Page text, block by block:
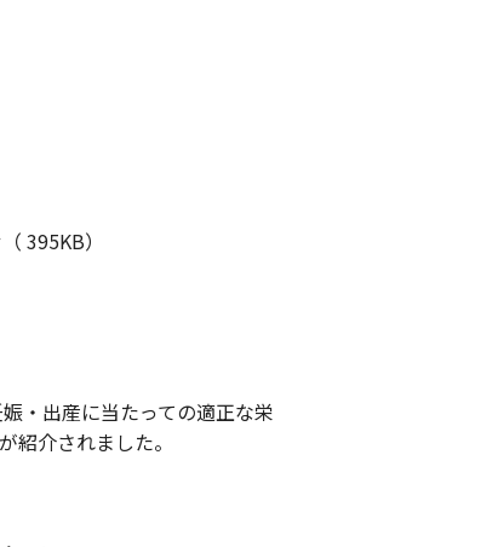
395KB）
・出産に当たっての適正な栄
介されました。